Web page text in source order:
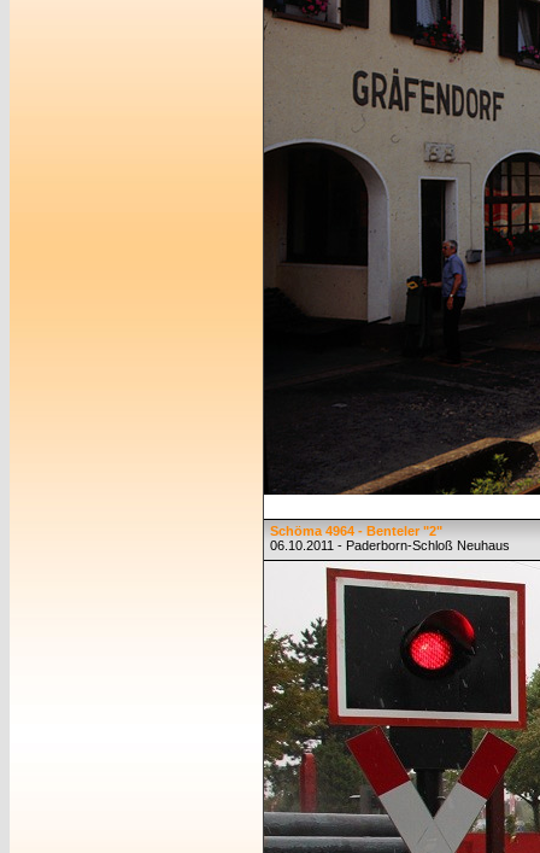
Schöma 4964 - Benteler "2"
06.10.2011 - Paderborn-Schloß Neuhaus